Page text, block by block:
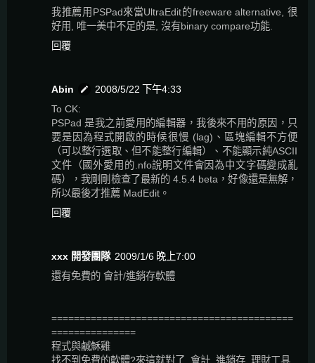
我推薦用PSPad來當UltraEdit的freeware alternative, 很
好用, 唯一美中不足的是, 沒有binary compare功能.
回覆
Abin
2008/5/22 下午4:33
To CK:
PSPad 是我之前愛用的編輯器，我後來不用的原因，只
要是因為程式開啟的時候很慢 (lag)、區塊編輯不方便
（可以整行選取、但不能整行編輯）、不能顯示純ASCII
文件（國外愛用的.nfo說明文件會因為中文字碼變成亂
碼），我剛剛檢查了最新的 4.5.4 beta，好像還是無解，
所以最後才推薦 MadEdit。
回覆
xxx 開發團隊 2009/1/6 晚上7:00
還有免費的 會計/進銷存軟體
===========================================
===============
程式與鹹穌雞
找不到免費的軟體?來這就對了_會計_進銷存_理財工具